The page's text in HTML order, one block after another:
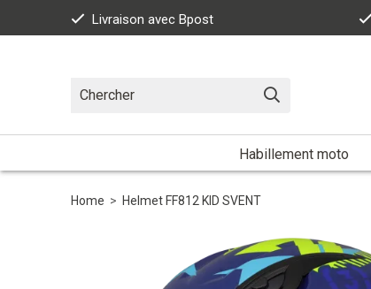
Livraison avec Bpost
Habillement moto
Home > Helmet FF812 KID SVENT